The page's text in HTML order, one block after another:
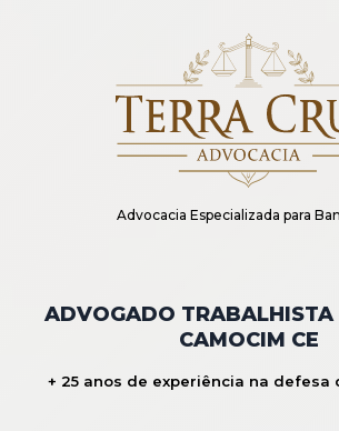
Advocacia Especializada para
ADVOGADO TRABALHISTA
CAMOCIM CE
+ 25 anos de experiência na defesa